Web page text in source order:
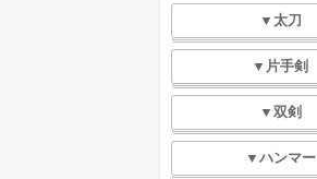
▼太刀
▼片手剣
▼双剣
▼ハンマー